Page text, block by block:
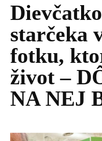
starčeka
fotku,
život –
NA NEJ